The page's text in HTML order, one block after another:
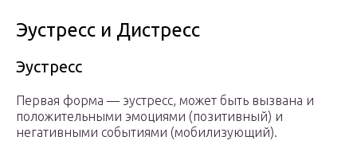
Эустресс и Дистресс
Эустресс
Первая форма — эустресс, может быть вызвана и
положительными эмоциями (позитивный) и
негативными событиями (мобилизующий).